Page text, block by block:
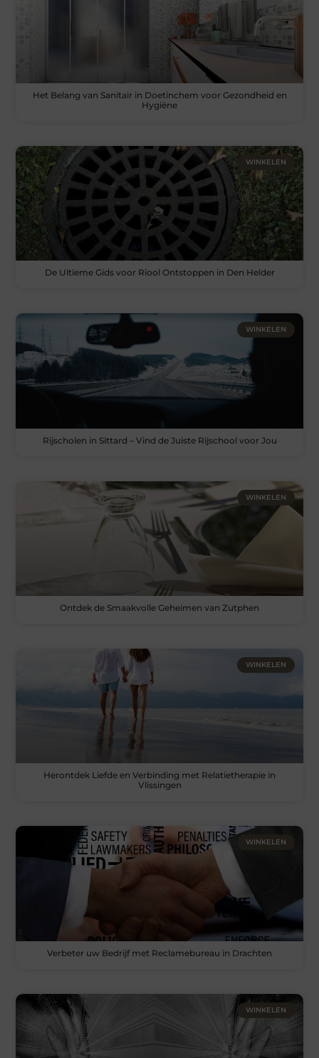
Het Belang van Sanitair in Doetinchem voor Gezondheid en
Hygiëne
WINKELEN
De Ultieme Gids voor Riool Ontstoppen in Den Helder
WINKELEN
Rijscholen in Sittard – Vind de Juiste Rijschool voor Jou
WINKELEN
Ontdek de Smaakvolle Geheimen van Zutphen
WINKELEN
Herontdek Liefde en Verbinding met Relatietherapie in
Vlissingen
WINKELEN
Verbeter uw Bedrijf met Reclamebureau in Drachten
WINKELEN